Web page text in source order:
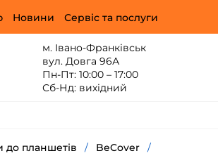
Новини Сервіс та послуги
м. Івано-Франківськ
вул. Довга 96А
Пн-Пт: 10:00 – 17:00
Сб-Нд: вихідний
до планшетів / BeCover /